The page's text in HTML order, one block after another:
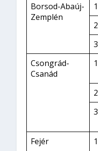
Borsod-Abaúj-
Zemplén
Csongrád-
Csanád
Fejér